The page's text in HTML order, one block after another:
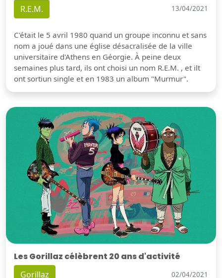
R.E.M. 13/04/2021
C'était le 5 avril 1980 quand un groupe inconnu et sans
nom a joué dans une église désacralisée de la ville
universitaire d'Athens en Géorgie. À peine deux
semaines plus tard, ils ont choisi un nom R.E.M. , et ilt
ont sortiun single et en 1983 un album "Murmur".
Les Gorillaz célèbrent 20 ans d'activité
Gorillaz 02/04/2021